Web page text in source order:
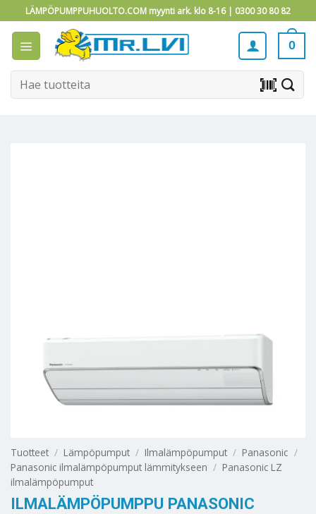
to
content
LÄMPÖPUMPPUHUOLTO.COM myynti ark. klo 8-16 | 0300 30 80 82
0
Etsi: barcode_scanner
Tuotteet / Lämpöpumput / Ilmalämpöpumput / Panasonic /
Panasonic ilmalämpöpumput lämmitykseen / Panasonic LZ
ilmalämpöpumput
ILMALÄMPÖPUMPPU PANASONIC